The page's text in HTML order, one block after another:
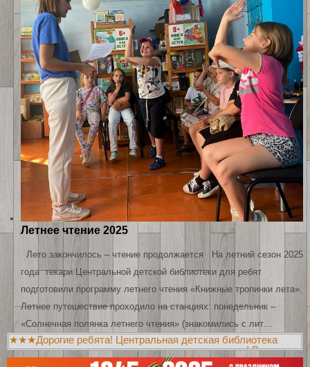
Летнее чтение 2025
Лето закончилось – чтение продолжается На летний сезон 2025
года текари Центральной детской библиотеки для ребят
подготовили программу летнего чтения «Книжные тропинки лета».
Летнее путешествие проходило на станциях: понедельник –
«Солнечная полянка летнего чтения» (знакомились с лит…
★★★Дорогие ребята! Центральная детская библиотека
приглашает вас познакомиться с новыми книгами! Всегда
рады видеть вас в библиотеках!!!★★★